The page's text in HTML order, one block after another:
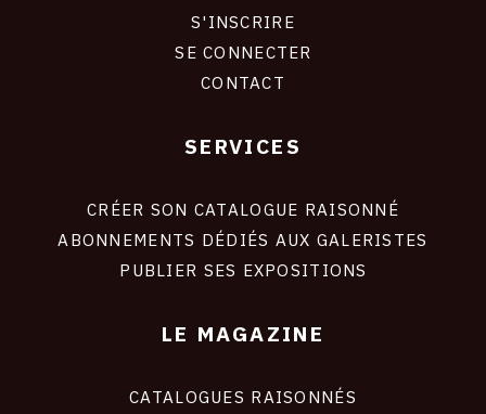
CGU
CGV
INSTAGRAM
FACEBOOK
S'INSCRIRE
SE CONNECTER
CONTACT
SERVICES
CRÉER SON CATALOGUE RAISONNÉ
ABONNEMENTS DÉDIÉS AUX GALERISTES
PUBLIER SES EXPOSITIONS
LE MAGAZINE
CATALOGUES RAISONNÉS